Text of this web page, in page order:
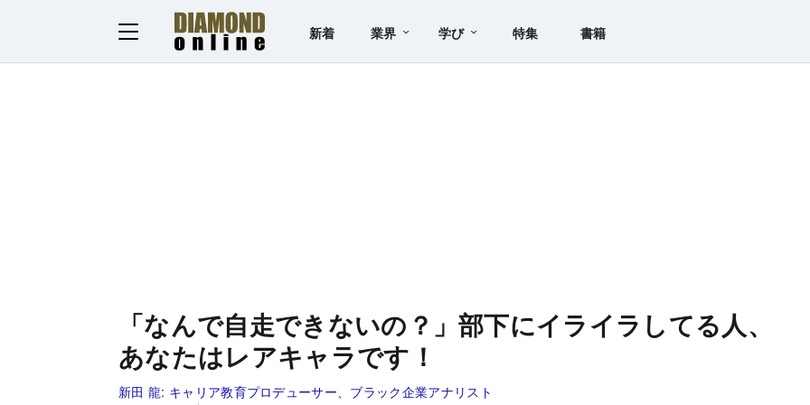
新着 業界 学び 特集 書籍
「なんで自走できないの？」部下にイライラしてる人、
あなたはレアキャラです！
新田 龍: キャリア教育プロデューサー、ブラック企業アナリスト